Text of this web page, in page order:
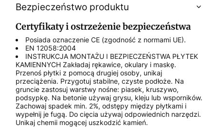
Bezpieczeństwo produktu
Certyfikaty i ostrzeżenie bezpieczeństwa
Posiada oznaczenie CE (zgodność z normami UE).
EN 12058:2004
INSTRUKCJA MONTAŻU I BEZPIECZEŃSTWA PŁYTEK
KAMIENNYCH Zakładaj rękawice, okulary i maskę.
Przenoś płytki z pomocą drugiej osoby, unikaj
przeciążenia. Przygotuj stabilne, czyste podłoże. Na
gruncie zastosuj warstwy nośne: piasek, kruszywo,
podsypkę. Na betonie używaj grysu, kleju lub wsporników.
Zachowaj spadek min. 2%, odstępy między płytkami i
wypełnij je fugą. Do cięcia używaj odpowiednich narzędzi.
Unikaj chemii mogącej uszkodzić kamień.